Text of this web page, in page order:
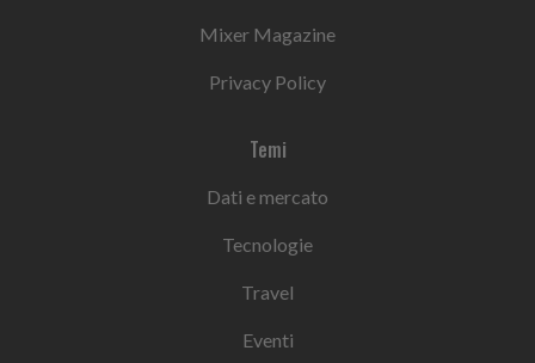
Mixer Magazine
Privacy Policy
Temi
Dati e mercato
Tecnologie
Travel
Eventi